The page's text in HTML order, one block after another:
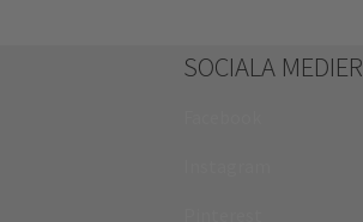
SOCIALA MEDIER